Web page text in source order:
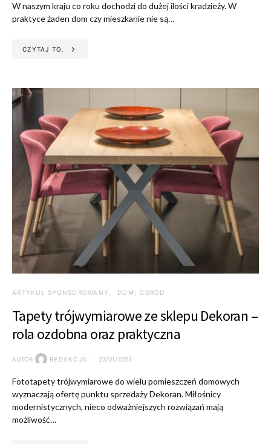
W naszym kraju co roku dochodzi do dużej ilości kradzieży. W
praktyce żaden dom czy mieszkanie nie są…
CZYTAJ TO.
ARTYKUŁ SPONSOROWANY DOM, OGRÓD
Tapety trójwymiarowe ze sklepu Dekoran –
rola ozdobna oraz praktyczna
AUTOR REDAKCJA 23/01/2023
Fototapety trójwymiarowe do wielu pomieszczeń domowych
wyznaczają ofertę punktu sprzedaży Dekoran. Miłośnicy
modernistycznych, nieco odważniejszych rozwiązań mają
możliwość…